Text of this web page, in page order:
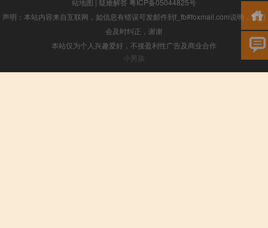
声明：本站内容来自互联网，如信息有错误可发邮件到f_fb#foxmail.com说明，我们
会及时纠正，谢谢
本站仅为个人兴趣爱好，不接盈利性广告及商业合作
小男孩